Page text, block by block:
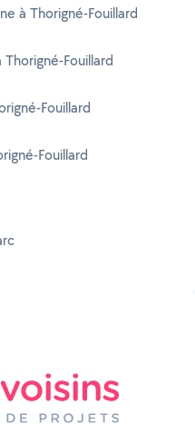
à Thorigné-Fouillard
Fouillard
Fouillard
Fouillard